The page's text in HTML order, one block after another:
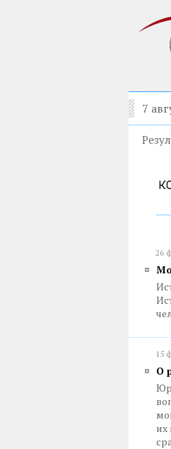
7
26
15
О
их